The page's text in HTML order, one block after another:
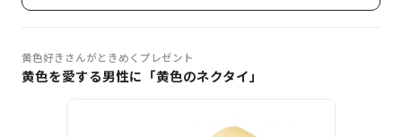
黄色好きさんがときめくプレゼント
黄色を愛する男性に「黄色のネクタイ」